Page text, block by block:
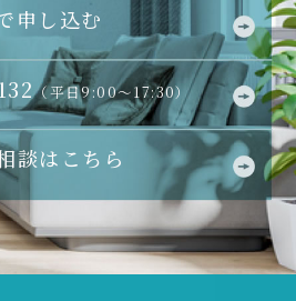
申し込む
（平日9:00～17:30）
談はこちら